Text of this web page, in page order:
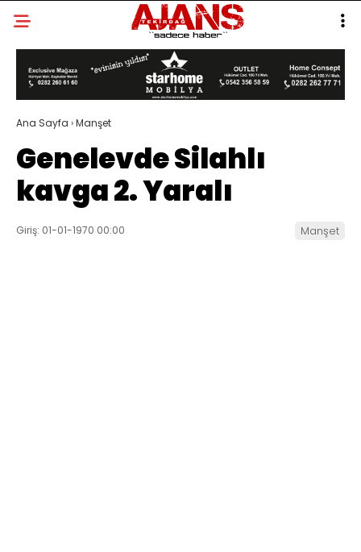
Ana Sayfa ›Manşet
Genelevde Silahlı
kavga 2. Yaralı
Giriş: 01-01-1970 00:00 Manşet